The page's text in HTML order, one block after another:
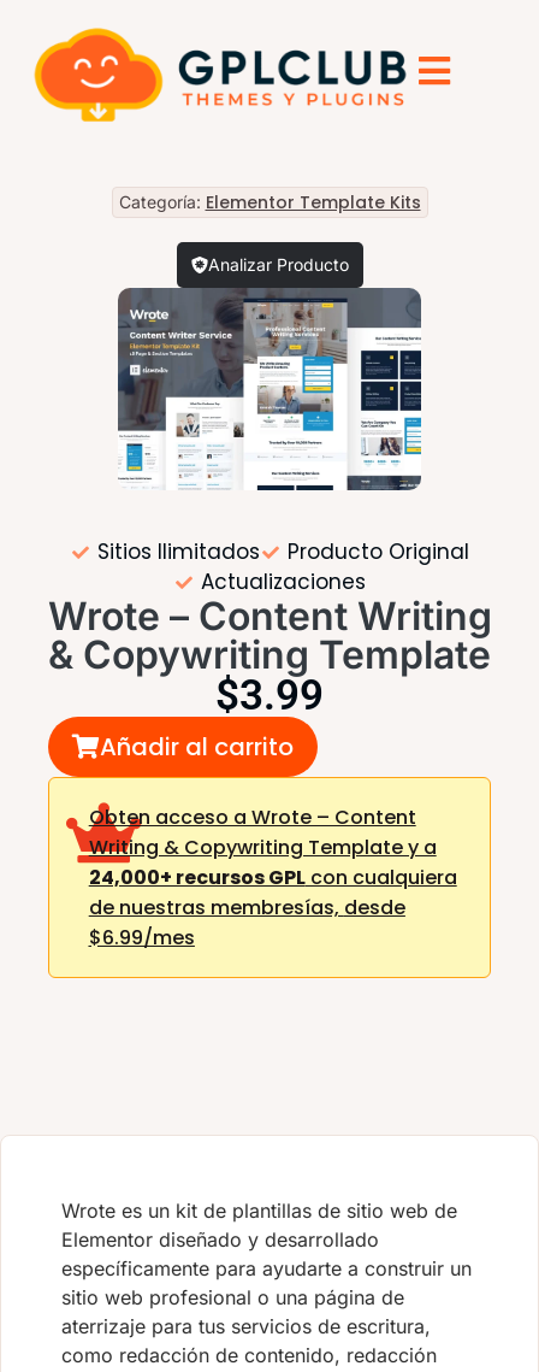
Categoría: Elementor Template Kits
Analizar Producto
Sitios Ilimitados
Producto Original
Actualizaciones
Wrote – Content Writing
& Copywriting Template
$3.99
Añadir al carrito
Obten acceso a Wrote – Content
Writing & Copywriting Template y a
24,000+ recursos GPLcon cualquiera
de nuestras membresías, desde
$6.99/mes
Wrote es un kit de plantillas de sitio web de
Elementor diseñado y desarrollado
específicamente para ayudarte a construir un
sitio web profesional o una página de
aterrizaje para tus servicios de escritura,
como redacción de contenido, redacción